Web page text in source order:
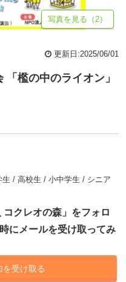
写真を見る（2）
更新日:2025/06/01
檻の中のライオン」
/ 高校生 / 小中学生 / シニア
クレオの森」をフォロ
にメールを受け取ってみ
を受け取る